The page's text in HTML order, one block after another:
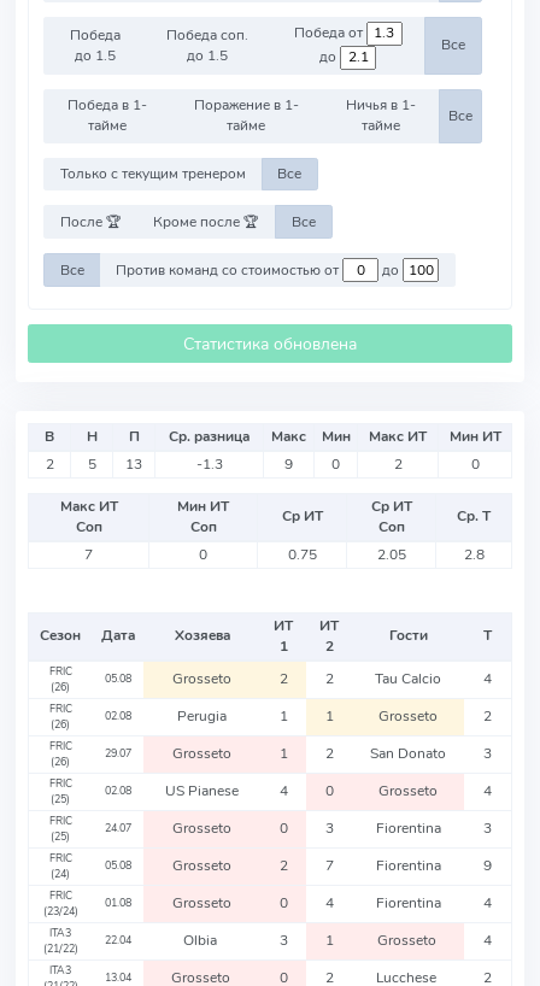
Победа
до 1.5
Победа соп.
до 1.5
Победа от
до
Все
Победа в 1-
тайме
Поражение в 1-
тайме
Ничья в 1-
тайме
Все
Только с текущим тренером Все
После 🏆 Кроме после 🏆 Все
Все Против команд со стоимостью от до
Статистика обновлена
В Н П Ср. разница Макс Мин Макс ИТ
Мин ИТ
2
5 13 -1.3 9 0 2 0
Макс ИТ
Соп
Мин ИТ
Соп
Ср ИТ
Ср ИТ
Соп
Ср. Т
7
0 0.75 2.05 2.8
Сезон Дата Хозяева
ИТ
1
ИТ
2
Гости Т
FRIC
(26)
05.08 Grosseto 2 2 Tau Calcio 4
FRIC
(26)
02.08 Perugia 1 1 Grosseto 2
FRIC
(26)
29.07 Grosseto 1 2 San Donato 3
FRIC
(25)
02.08 US Pianese 4 0 Grosseto 4
FRIC
(25)
24.07 Grosseto 0 3 Fiorentina 3
FRIC
(24)
05.08 Grosseto 2 7 Fiorentina 9
FRIC
(23/24)
01.08 Grosseto 0 4 Fiorentina 4
ITA3
(21/22)
22.04 Olbia 3 1 Grosseto 4
ITA3
13.04 Grosseto 0 2 Lucchese 2